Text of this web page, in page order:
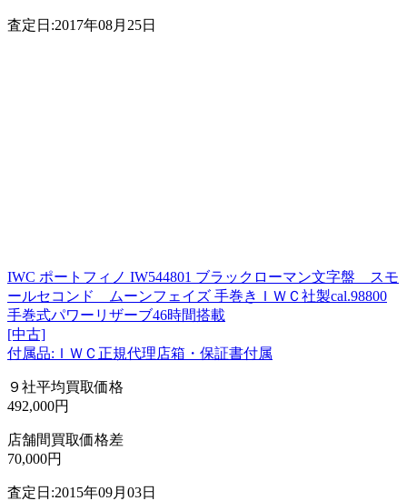
査定日:2017年08月25日
IWC ポートフィノ IW544801 ブラックローマン文字盤 スモ
ールセコンド ムーンフェイズ 手巻きＩＷＣ社製cal.98800
手巻式パワーリザーブ46時間搭載
[中古]
付属品:ＩＷＣ正規代理店箱・保証書付属
９社平均買取価格
492,000円
店舗間買取価格差
70,000円
査定日:2015年09月03日